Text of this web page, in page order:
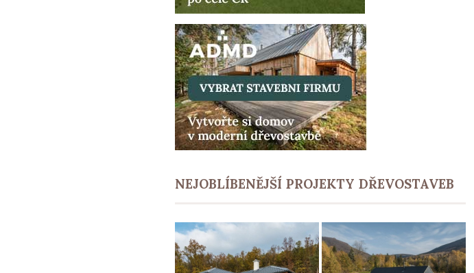
NEJOBLÍBENĚJŠÍ PROJEKTY DŘEVOSTAVEB